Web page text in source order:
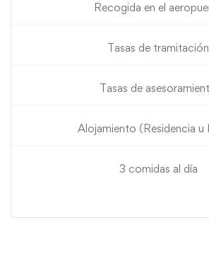
Recogida en el
Tasas de tramitación
Tasas de
Alojamiento (Residencia u
3 comidas al día